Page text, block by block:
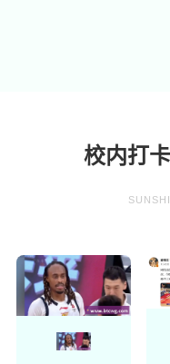
校内打